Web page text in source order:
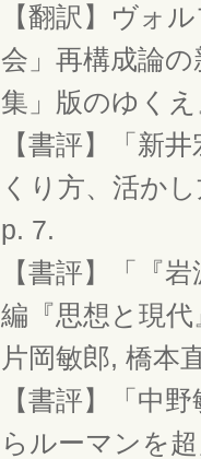
【翻訳】ヴォ
会」再構成論
集」版のゆく
【書評】「新
くり方、活か
p. 7.
【書評】「『
編『思想と現
片岡敏郎, 橋本
【書評】「中
らルーマンを